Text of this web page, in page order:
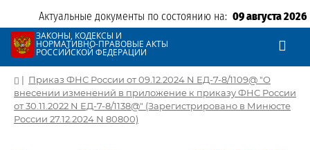
Актуальные документы по состоянию на: 09 августа 2026
ЗАКОНЫ, КОДЕКСЫ И
НОРМАТИВНО-ПРАВОВЫЕ АКТЫ
РОССИЙСКОЙ ФЕДЕРАЦИИ
| Приказ ФНС России от 09.12.2024 N ЕД-7-8/1109@ "О
внесении изменений в приложение к приказу ФНС России
от 30.11.2022 N ЕД-7-8/1138@" (Зарегистрировано в Минюсте
России 27.12.2024 N 80800)